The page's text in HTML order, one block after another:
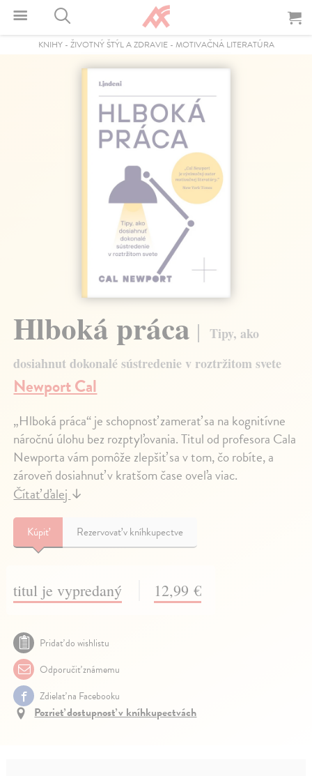
KNIHY- ŽIVOTNÝ ŠTÝL A ZDRAVIE- MOTIVAČNÁ LITERATÚRA
Hlboká práca
Tipy, ako
dosiahnut dokonalé sústredenie v roztržitom svete
Newport Cal
„Hlboká práca“ je schopnosť zamerať sa na kognitívne
náročnú úlohu bez rozptyľovania. Titul od profesora Cala
Newporta vám pomôže zlepšiť sa v tom, čo robíte, a
zároveň dosiahnuť v kratšom čase oveľa viac.
Čítať ďalej ↓
Kúpiť Rezervovať v kníhkupectve
titul je vypredaný 12,99 €
Pridať do wishlistu
Odporučiť známemu
Zdielať na Facebooku
Pozrieť dostupnosť v kníhkupectvách